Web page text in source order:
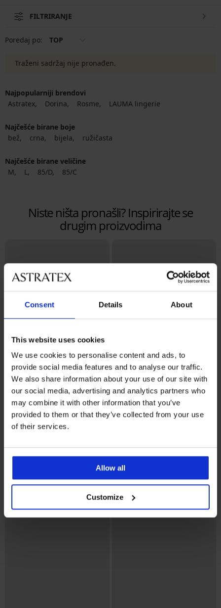
Consent Details About
This website uses cookies
We use cookies to personalise content and ads, to
provide social media features and to analyse our traffic.
We also share information about your use of our site with
our social media, advertising and analytics partners who
may combine it with other information that you’ve
provided to them or that they’ve collected from your use
of their services.
Allow all
Customize
FILTRIRANJE
Poredaj po: TOP
Traženi sadržaj nije pronađen.
Najpopularniji brendovi
Astratex
Dorina Rosme LAUMA lingerie
Najčešće birane boje
bež
crna bijela ružičasta
Najčešće birane veličine
M
L 85/D 85/C
Niste ništa pronašli? Inspirirajte se
drugim proizvodima
Bestseller
4,7
Grudnjak Maia 4D zaglađujući
41,99 €
-20% BRA20
41,99 €